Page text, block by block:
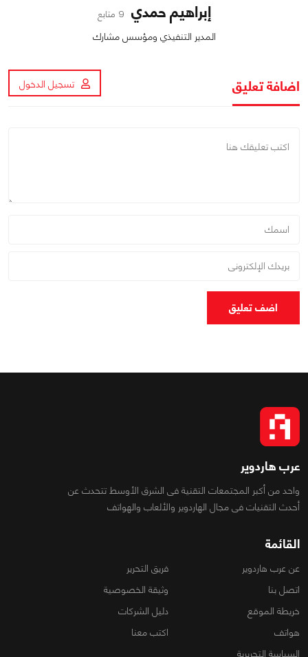
إبراهيم حمدي 9 متابع
المدير التنفيذي ومؤسس مشارك
اضافة تعليق تسجيل الدخول
اضف تعليق
عرب هاردوير
واحد من أكبر المجتمعات التقنية فى الشرق الأوسط تتحدث عن
أحدث التقنيات فى مجال الهاردوير والألعاب والهواتف
القائمة
عن عرب هاردوير
فريق التحرير
اتصل بنا
وثيقة الخصوصية
خريطة الموقع
دليل الشركات
هواتف
اكتب معنا
السياسة التحريرية